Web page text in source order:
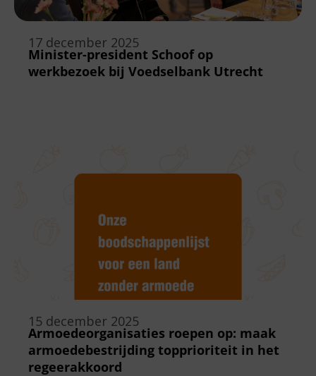
17 december 2025
Minister-president Schoof op
werkbezoek bij Voedselbank Utrecht
15 december 2025
Armoedeorganisaties roepen op: maak
armoedebestrijding topprioriteit in het
regeerakkoord